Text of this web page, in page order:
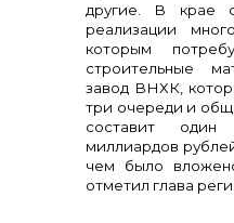
другие. В крае
реализации
которым
строительные
завод ВНХК,
три очереди и
составит один
миллиардов
чем было
отметил глава